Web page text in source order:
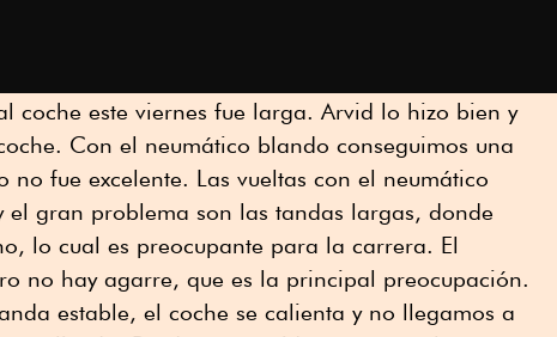
coche este viernes fue larga. Arvid lo hizo bien y
Con el neumático blando conseguimos una
no fue excelente. Las vueltas con el neumático
el gran problema son las tandas largas, donde
lo cual es preocupante para la carrera. El
no hay agarre, que es la principal preocupación.
estable, el coche se calienta y no llegamos a